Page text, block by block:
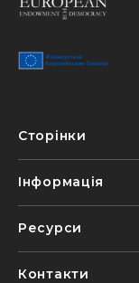
Сторінки
Інформація
Ресурси
Контакти